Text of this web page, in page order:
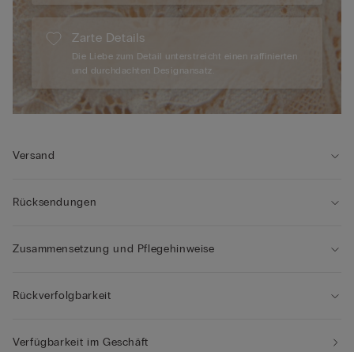
Zarte Details
Die Liebe zum Detail unterstreicht einen raffinierten
und durchdachten Designansatz.
Versand
Rücksendungen
Zusammensetzung und Pflegehinweise
Rückverfolgbarkeit
Verfügbarkeit im Geschäft